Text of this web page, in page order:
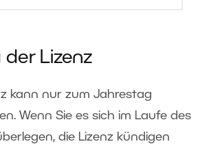
der Lizenz
kann nur zum Jahrestag
Wenn Sie es sich im Laufe des
die Lizenz kündigen